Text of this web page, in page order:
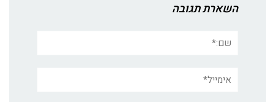
השארת תגובה